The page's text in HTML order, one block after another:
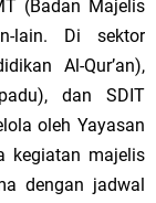
(Badan Majelis
lain. Di sektor
Al-Qur’an),
dan SDIT
oleh Yayasan
kegiatan majelis
dengan jadwal